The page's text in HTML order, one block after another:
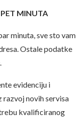
PET MINUTA
minuta, sve sto vam
Ostale podatke
evidenciju i
novih servisa
kvalificiranog